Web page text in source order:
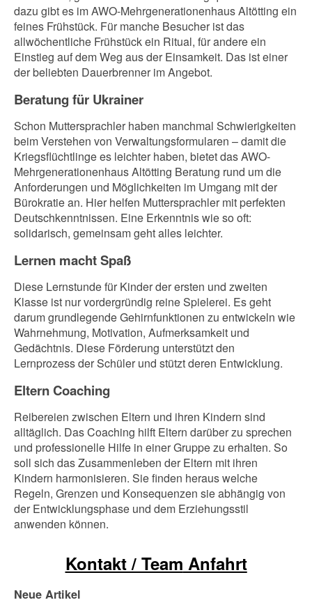
dazu gibt es im AWO-Mehrgenerationenhaus Altötting ein
feines Frühstück. Für manche Besucher ist das
allwöchentliche Frühstück ein Ritual, für andere ein
Einstieg auf dem Weg aus der Einsamkeit. Das ist einer
der beliebten Dauerbrenner im Angebot.
Beratung für Ukrainer
Schon Muttersprachler haben manchmal Schwierigkeiten
beim Verstehen von Verwaltungsformularen – damit die
Kriegsflüchtlinge es leichter haben, bietet das AWO-
Mehrgenerationenhaus Altötting Beratung rund um die
Anforderungen und Möglichkeiten im Umgang mit der
Bürokratie an. Hier helfen Muttersprachler mit perfekten
Deutschkenntnissen. Eine Erkenntnis wie so oft:
solidarisch, gemeinsam geht alles leichter.
Lernen macht Spaß
Diese Lernstunde für Kinder der ersten und zweiten
Klasse ist nur vordergründig reine Spielerei. Es geht
darum grundlegende Gehirnfunktionen zu entwickeln wie
Wahrnehmung, Motivation, Aufmerksamkeit und
Gedächtnis. Diese Förderung unterstützt den
Lernprozess der Schüler und stützt deren Entwicklung.
Eltern Coaching
Reibereien zwischen Eltern und ihren Kindern sind
alltäglich. Das Coaching hilft Eltern darüber zu sprechen
und professionelle Hilfe in einer Gruppe zu erhalten. So
soll sich das Zusammenleben der Eltern mit ihren
Kindern harmonisieren. Sie finden heraus welche
Regeln, Grenzen und Konsequenzen sie abhängig von
der Entwicklungsphase und dem Erziehungsstil
anwenden können.
Kontakt / Team Anfahrt
Neue Artikel